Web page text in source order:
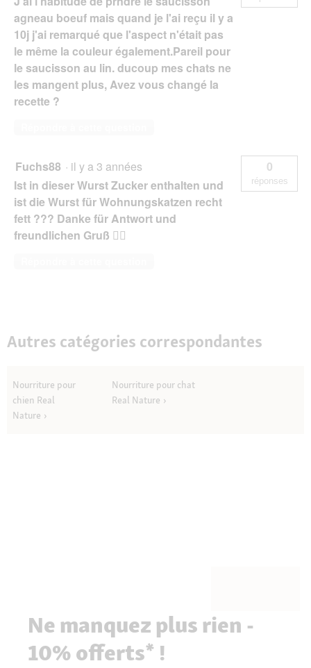
agneau boeuf mais quand je l'ai reçu il y a
10j j'ai remarqué que l'aspect n'était pas
le même la couleur également.Pareil pour
le saucisson au lin. ducoup mes chats ne
les mangent plus, Avez vous changé la
recette ?
Fuchs88 · il y a 3 années
Ist in dieser Wurst Zucker enthalten und
ist die Wurst für Wohnungskatzen recht
fett ??? Danke für Antwort und
freundlichen Gruß 🙋‍♀️
0
réponses
Autres catégories correspondantes
Nourriture pour
chien Real
Nature
Nourriture pour chat
Real Nature
Ne manquez plus rien -
10% offerts* !